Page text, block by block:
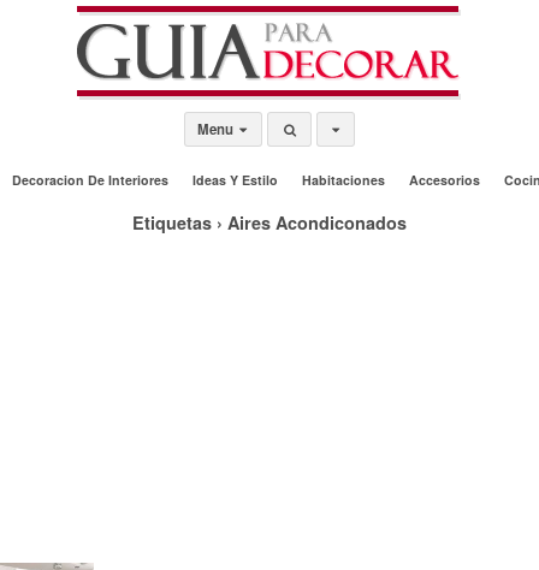
Menu
Decoracion De Interiores Ideas Y Estilo Habitaciones Accesorios
Etiquetas › Aires Acondiconados